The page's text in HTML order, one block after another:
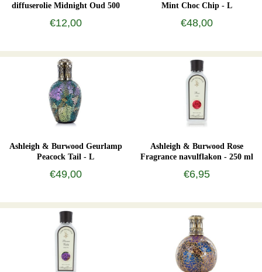
diffuserolie Midnight Oud 500
€12,00
Mint Choc Chip - L
€48,00
Ashleigh & Burwood Geurlamp
Peacock Tail - L
€49,00
Ashleigh & Burwood Rose
Fragrance navulflakon - 250 ml
€6,95